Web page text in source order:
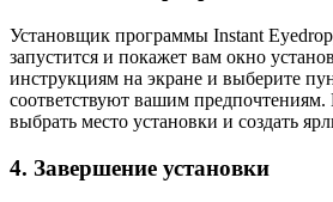
Установщик программы Instant
запустится и покажет вам окно
инструкциям на экране и выберите
соответствуют вашим
выбрать место установки и создать
4. Завершение установки